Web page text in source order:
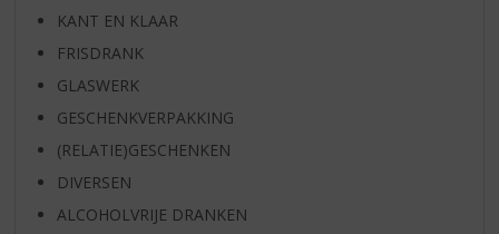
KANT EN KLAAR
FRISDRANK
GLASWERK
GESCHENKVERPAKKING
(RELATIE)GESCHENKEN
DIVERSEN
ALCOHOLVRIJE DRANKEN